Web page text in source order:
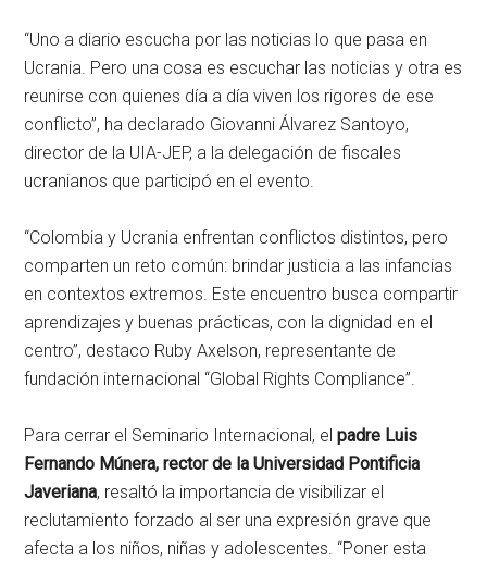
“Uno a diario escucha por las noticias lo que pasa en
Ucrania. Pero una cosa es escuchar las noticias y otra es
reunirse con quienes día a día viven los rigores de ese
conflicto”, ha declarado Giovanni Álvarez Santoyo,
director de la UIA-JEP, a la delegación de fiscales
ucranianos que participó en el evento.
“Colombia y Ucrania enfrentan conflictos distintos, pero
comparten un reto común: brindar justicia a las infancias
en contextos extremos. Este encuentro busca compartir
aprendizajes y buenas prácticas, con la dignidad en el
centro”, destaco Ruby Axelson, representante de
fundación internacional “Global Rights Compliance”.
Para cerrar el Seminario Internacional, elpadre Luis
Fernando Múnera, rector de la Universidad Pontificia
Javeriana, resaltó la importancia de visibilizar el
reclutamiento forzado al ser una expresión grave que
afecta a los niños, niñas y adolescentes. “Poner esta